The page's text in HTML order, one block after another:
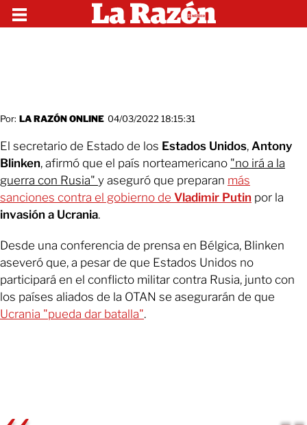
Por: LA RAZÓN ONLINE 04/03/2022 18:15:31
El secretario de Estado de los Estados Unidos, Antony
Blinken, afirmó que el país norteamericano "no irá a la
guerra con Rusia" y aseguró que preparan más
sanciones contra el gobierno de Vladimir Putin por la
invasión a Ucrania.
Desde una conferencia de prensa en Bélgica, Blinken
aseveró que, a pesar de que Estados Unidos no
participará en el conflicto militar contra Rusia, junto con
los países aliados de la OTAN se asegurarán de que
Ucrania "pueda dar batalla".